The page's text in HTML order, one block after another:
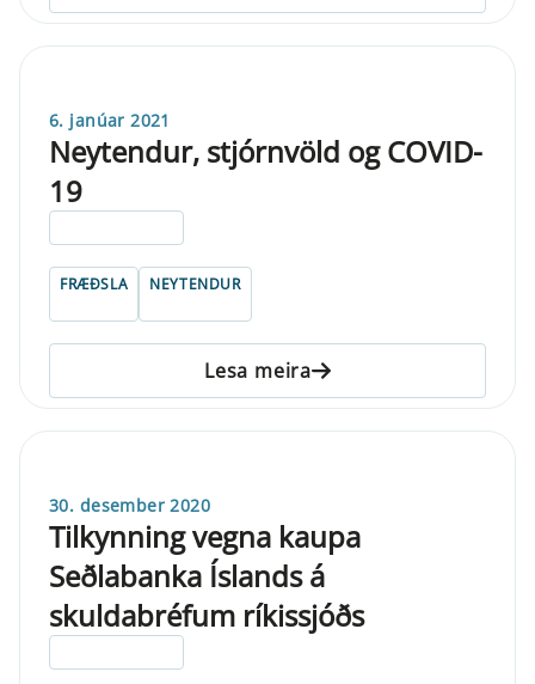
6. janúar 2021
Neytendur, stjórnvöld og COVID-
19
FRÆÐSLA NEYTENDUR
Lesa meira
30. desember 2020
Tilkynning vegna kaupa
Seðlabanka Íslands á
skuldabréfum ríkissjóðs